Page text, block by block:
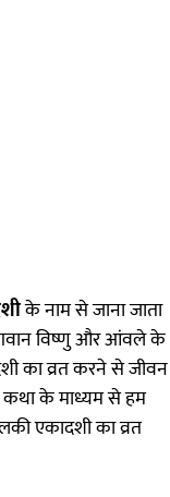
के नाम से जाना जाता
विष्णु और आंवले के
का व्रत करने से जीवन
कथा के माध्यम से हम
एकादशी का व्रत